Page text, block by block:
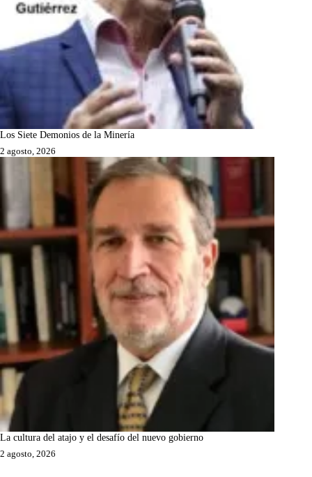
Los Siete Demonios de la Minería
2 agosto, 2026
La cultura del atajo y el desafío del nuevo gobierno
2 agosto, 2026